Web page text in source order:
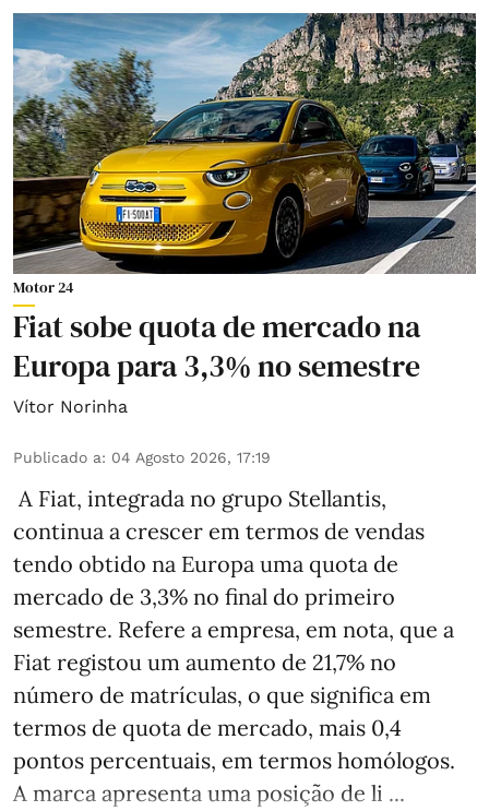
Motor 24
Fiat sobe quota de mercado na
Europa para 3,3% no semestre
Vítor Norinha
Publicado a: 04 Agosto 2026, 17:19
A Fiat, integrada no grupo Stellantis,
continua a crescer em termos de vendas
tendo obtido na Europa uma quota de
mercado de 3,3% no final do primeiro
semestre. Refere a empresa, em nota, que a
Fiat registou um aumento de 21,7% no
número de matrículas, o que significa em
termos de quota de mercado, mais 0,4
pontos percentuais, em termos homólogos.
A marca apresenta uma posição de li ...